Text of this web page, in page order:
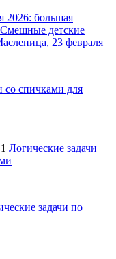
2026: большая
Смешные детские
23 февраля
со спичками для
1 Логические задачи
задачи по